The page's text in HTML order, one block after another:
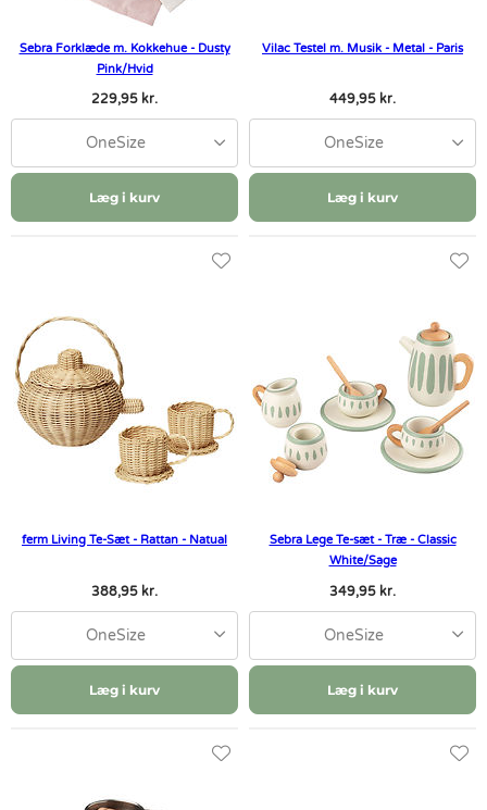
Sebra Forklæde m. Kokkehue - Dusty
Pink/Hvid
229,95 kr.
OneSize
Læg i kurv
Vilac Testel m. Musik - Metal - Paris
449,95 kr.
OneSize
Læg i kurv
ferm Living Te-Sæt - Rattan - Natual
388,95 kr.
OneSize
Læg i kurv
Sebra Lege Te-sæt - Træ - Classic
White/Sage
349,95 kr.
OneSize
Læg i kurv